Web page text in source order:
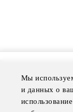
More
Press
Four
Мы
и данных о